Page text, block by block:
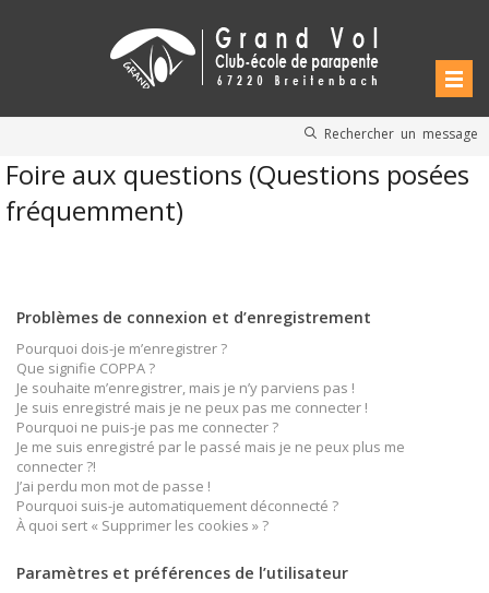
Rechercher un message
Foire aux questions (Questions posées
fréquemment)
Problèmes de connexion et d’enregistrement
Pourquoi dois-je m’enregistrer ?
Que signifie COPPA ?
Je souhaite m’enregistrer, mais je n’y parviens pas !
Je suis enregistré mais je ne peux pas me connecter !
Pourquoi ne puis-je pas me connecter ?
Je me suis enregistré par le passé mais je ne peux plus me
connecter ?!
J’ai perdu mon mot de passe !
Pourquoi suis-je automatiquement déconnecté ?
À quoi sert « Supprimer les cookies » ?
Paramètres et préférences de l’utilisateur